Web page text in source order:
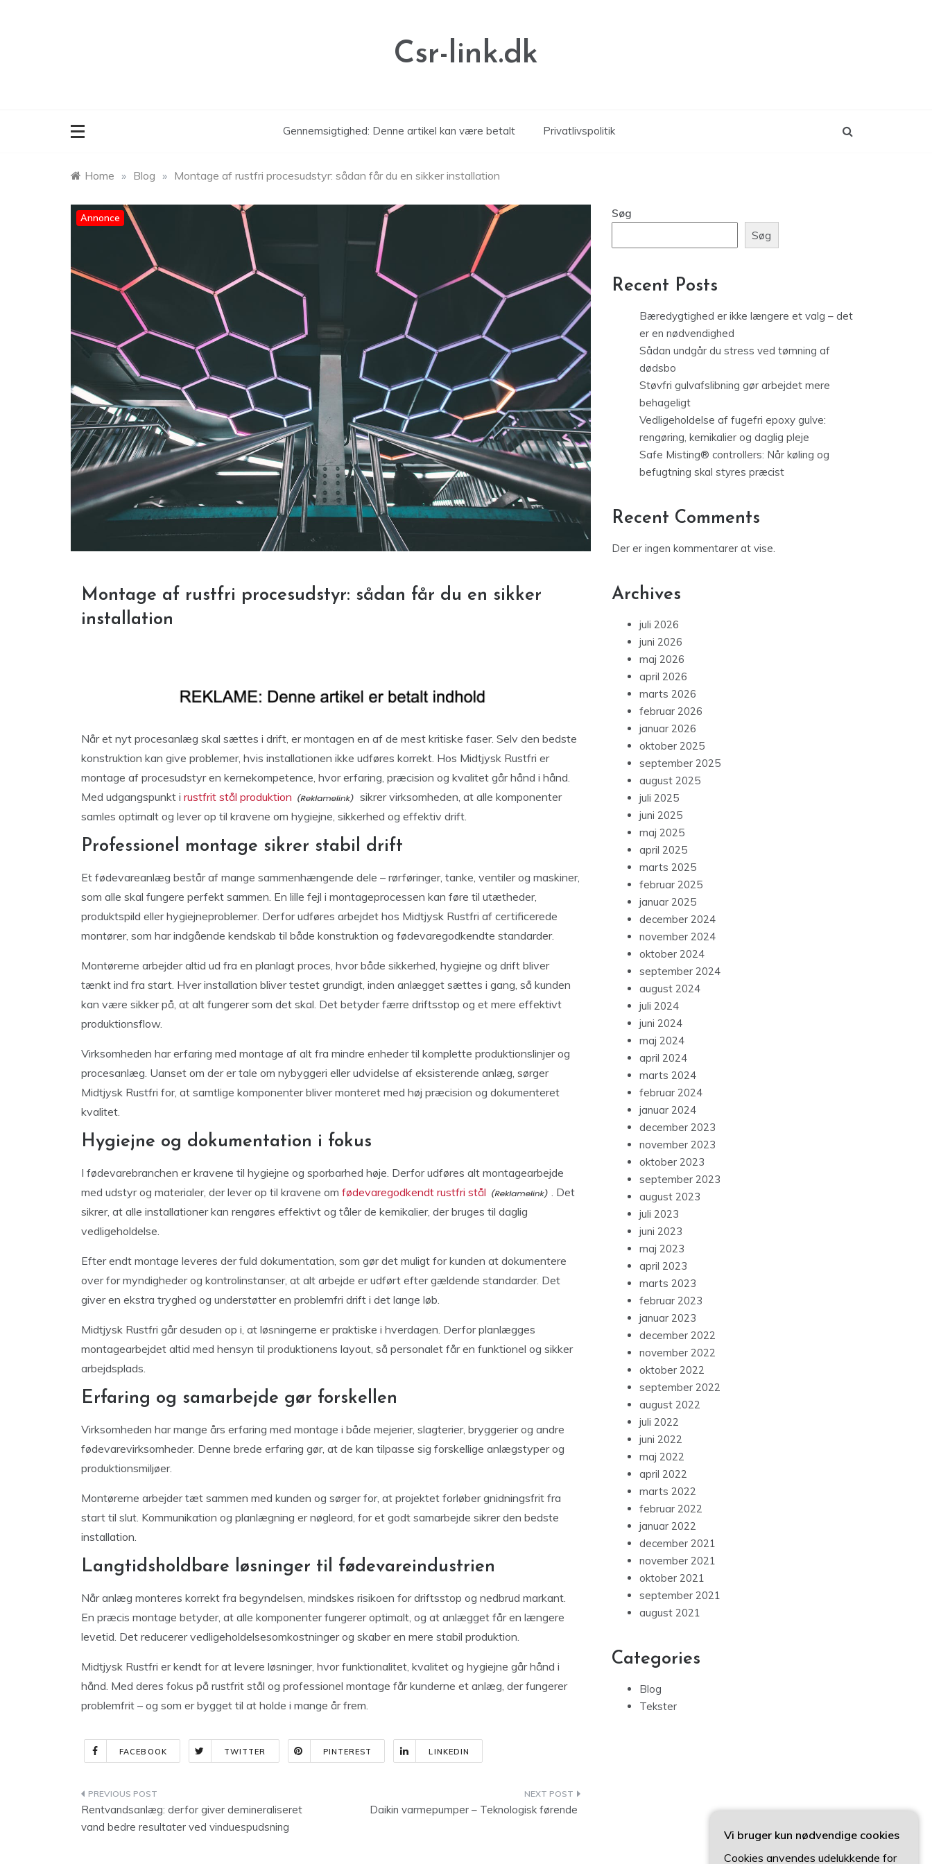
Csr-link.dk
Gennemsigtighed: Denne artikel kan være betalt Privatlivspolitik
Home » Blog » Montage af rustfri procesudstyr: sådan får du en sikker installation
Annonce
Montage af rustfri procesudstyr: sådan får du en sikker
installation
Når et nyt procesanlæg skal sættes i drift, er montagen en af de mest kritiske faser. Selv den bedste
konstruktion kan give problemer, hvis installationen ikke udføres korrekt. Hos Midtjysk Rustfri er
montage af procesudstyr en kernekompetence, hvor erfaring, præcision og kvalitet går hånd i hånd.
Med udgangspunkt i rustfrit stål produktion
sikrer virksomheden, at alle komponenter
samles optimalt og lever op til kravene om hygiejne, sikkerhed og effektiv drift.
Professionel montage sikrer stabil drift
Et fødevareanlæg består af mange sammenhængende dele – rørføringer, tanke, ventiler og maskiner,
som alle skal fungere perfekt sammen. En lille fejl i montageprocessen kan føre til utætheder,
produktspild eller hygiejneproblemer. Derfor udføres arbejdet hos Midtjysk Rustfri af certificerede
montører, som har indgående kendskab til både konstruktion og fødevaregodkendte standarder.
Montørerne arbejder altid ud fra en planlagt proces, hvor både sikkerhed, hygiejne og drift bliver
tænkt ind fra start. Hver installation bliver testet grundigt, inden anlægget sættes i gang, så kunden
kan være sikker på, at alt fungerer som det skal. Det betyder færre driftsstop og et mere effektivt
produktionsflow.
Virksomheden har erfaring med montage af alt fra mindre enheder til komplette produktionslinjer og
procesanlæg. Uanset om der er tale om nybyggeri eller udvidelse af eksisterende anlæg, sørger
Midtjysk Rustfri for, at samtlige komponenter bliver monteret med høj præcision og dokumenteret
kvalitet.
Hygiejne og dokumentation i fokus
I fødevarebranchen er kravene til hygiejne og sporbarhed høje. Derfor udføres alt montagearbejde
med udstyr og materialer, der lever op til kravene om fødevaregodkendt rustfri stål
. Det
sikrer, at alle installationer kan rengøres effektivt og tåler de kemikalier, der bruges til daglig
vedligeholdelse.
Efter endt montage leveres der fuld dokumentation, som gør det muligt for kunden at dokumentere
over for myndigheder og kontrolinstanser, at alt arbejde er udført efter gældende standarder. Det
giver en ekstra tryghed og understøtter en problemfri drift i det lange løb.
Midtjysk Rustfri går desuden op i, at løsningerne er praktiske i hverdagen. Derfor planlægges
montagearbejdet altid med hensyn til produktionens layout, så personalet får en funktionel og sikker
arbejdsplads.
Erfaring og samarbejde gør forskellen
Virksomheden har mange års erfaring med montage i både mejerier, slagterier, bryggerier og andre
fødevarevirksomheder. Denne brede erfaring gør, at de kan tilpasse sig forskellige anlægstyper og
produktionsmiljøer.
Montørerne arbejder tæt sammen med kunden og sørger for, at projektet forløber gnidningsfrit fra
start til slut. Kommunikation og planlægning er nøgleord, for et godt samarbejde sikrer den bedste
installation.
Langtidsholdbare løsninger til fødevareindustrien
Når anlæg monteres korrekt fra begyndelsen, mindskes risikoen for driftsstop og nedbrud markant.
En præcis montage betyder, at alle komponenter fungerer optimalt, og at anlægget får en længere
levetid. Det reducerer vedligeholdelsesomkostninger og skaber en mere stabil produktion.
Midtjysk Rustfri er kendt for at levere løsninger, hvor funktionalitet, kvalitet og hygiejne går hånd i
hånd. Med deres fokus på rustfrit stål og professionel montage får kunderne et anlæg, der fungerer
problemfrit – og som er bygget til at holde i mange år frem.
FACEBOOK TWITTER PINTEREST LINKEDIN
Indlægsnavigation
Rentvandsanlæg: derfor giver demineraliseret
vand bedre resultater ved vinduespudsning
Daikin varmepumper – Teknologisk førende
Søg
Søg
Recent Posts
Bæredygtighed er ikke længere et valg – det
er en nødvendighed
Sådan undgår du stress ved tømning af
dødsbo
Støvfri gulvafslibning gør arbejdet mere
behageligt
Vedligeholdelse af fugefri epoxy gulve:
rengøring, kemikalier og daglig pleje
Safe Misting® controllers: Når køling og
befugtning skal styres præcist
Recent Comments
Der er ingen kommentarer at vise.
Archives
juli 2026
juni 2026
maj 2026
april 2026
marts 2026
februar 2026
januar 2026
oktober 2025
september 2025
august 2025
juli 2025
juni 2025
maj 2025
april 2025
marts 2025
februar 2025
januar 2025
december 2024
november 2024
oktober 2024
september 2024
august 2024
juli 2024
juni 2024
maj 2024
april 2024
marts 2024
februar 2024
januar 2024
december 2023
november 2023
oktober 2023
september 2023
august 2023
juli 2023
juni 2023
maj 2023
april 2023
marts 2023
februar 2023
januar 2023
december 2022
november 2022
oktober 2022
september 2022
august 2022
juli 2022
juni 2022
maj 2022
april 2022
marts 2022
februar 2022
januar 2022
december 2021
november 2021
oktober 2021
september 2021
august 2021
Categories
Blog
Tekster
Vi bruger kun nødvendige cookies
Cookies anvendes udelukkende for